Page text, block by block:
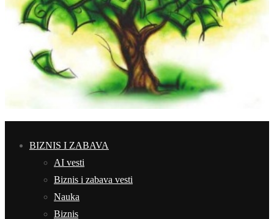
BIZNIS I ZABAVA
AI vesti
Biznis i zabava vesti
Nauka
Biznis